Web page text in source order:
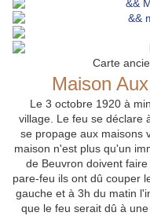
Carte
Maison
Le 3 octobre 1920 à
village. Le feu se déclare
se propage aux maisons
maison n'est plus qu'un
de Beuvron doivent
pare-feu ils ont dû couper
gauche et à 3h du matin
que le feu serait dû à